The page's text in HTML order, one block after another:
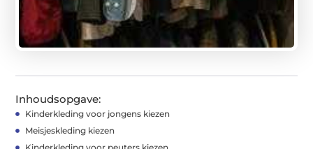
Inhoudsopgave:
Kinderkleding voor jongens kiezen
Meisjeskleding kiezen